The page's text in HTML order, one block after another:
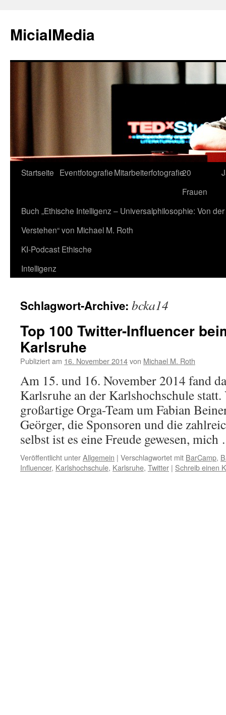
MicialMedia
Zum
springen
Startseite EventfotografieMitarbeiterfotografie20
Frauen
Buch „Ethische Intelligenz – Universalphilosophie: Von
Verstehen“ von Michael M. Roth
KI-Podcast Ethische
Intelligenz
Schlagwort-Archive: bcka14
Top 100 Twitter-Influencer
Karlsruhe
Publiziert am 16. November 2014von Michael M. Roth
Am 15. und 16. November 2014 fand
Karlsruhe an der Karlshochschule
großartige Orga-Team um Fabian
Geörger, die Sponsoren und die
selbst ist es eine Freude gewesen,
Veröffentlicht unterAllgemein | Verschlagwortet mit BarCamp,
Influencer, Karlshochschule, Karlsruhe, Twitter | Schreib einen